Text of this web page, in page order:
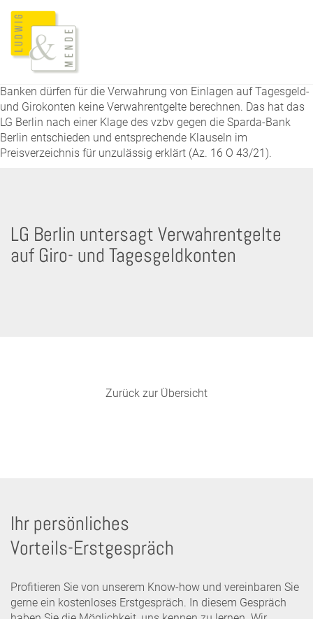
Banken dürfen für die Verwahrung von Einlagen auf Tagesgeld-
und Girokonten keine Verwahrentgelte berechnen. Das hat das
LG Berlin nach einer Klage des vzbv gegen die Sparda-Bank
Berlin entschieden und entsprechende Klauseln im
Preisverzeichnis für unzulässig erklärt (Az. 16 O 43/21).
LG Berlin untersagt Verwahrentgelte
auf Giro- und Tagesgeldkonten
Zurück zur Übersicht
Ihr persönliches
Vorteils-Erstgespräch
Profitieren Sie von unserem Know-how und vereinbaren Sie
gerne ein kostenloses Erstgespräch. In diesem Gespräch